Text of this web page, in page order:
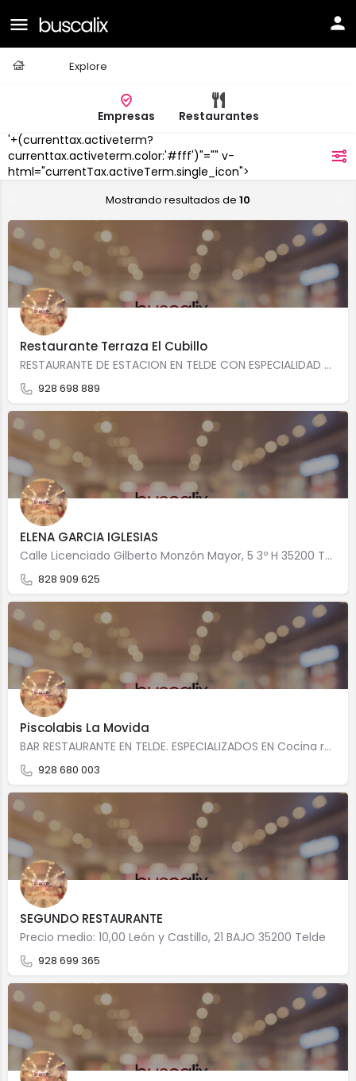
Explore
Empresas
Restaurantes
'+(currenttax.activeterm?
currenttax.activeterm.color:'#fff')"="" v-
html="currentTax.activeTerm.single_icon">
Telde
Mostrando resultados de 10
Restaurante Terraza El Cubillo
RESTAURANTE DE ESTACION EN TELDE CON ESPECIALIDAD EN Cocina canariaCocina casera Precio medio:…
928 698 889
ELENA GARCIA IGLESIAS
Calle Licenciado Gilberto Monzón Mayor, 5 3º H 35200 Telde
828 909 625
Piscolabis La Movida
BAR RESTAURANTE EN TELDE. ESPECIALIZADOS EN Cocina rapidaCocina rápida Calle África, 22 22 35015 Telde
928 680 003
SEGUNDO RESTAURANTE
Precio medio: 10,00 León y Castillo, 21 BAJO 35200 Telde
928 699 365